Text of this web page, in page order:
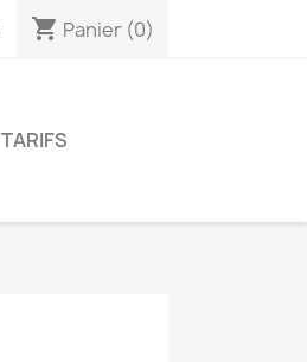
shopping_cart Panier (0)
TARIFS